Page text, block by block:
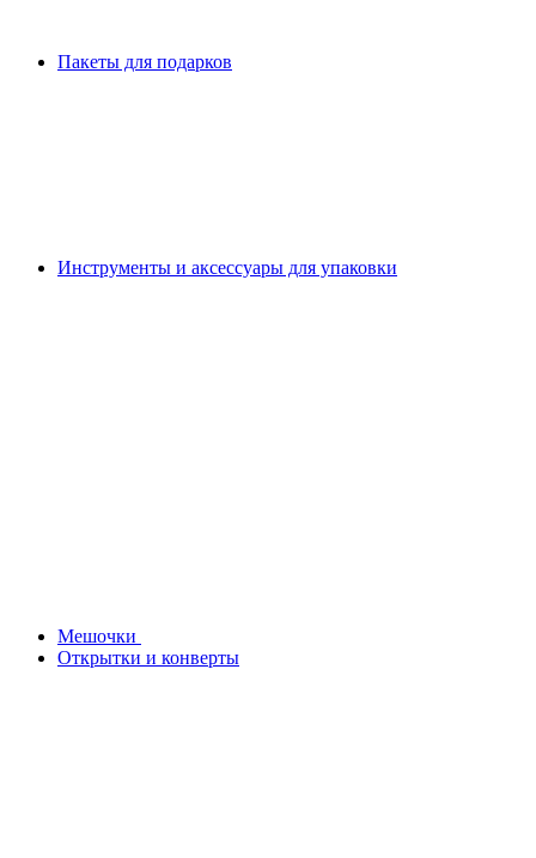
Пакеты для подарков
Инструменты и аксессуары для упаковки
Мешочки
Открытки и конверты